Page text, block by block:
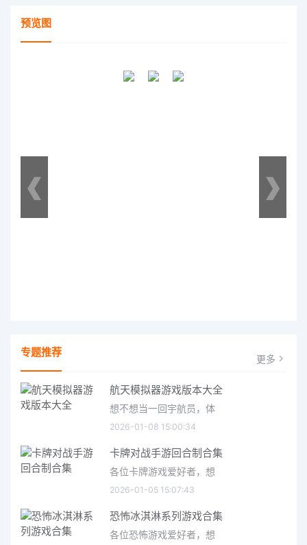
预览图
专题推荐 更多
航天模拟器游戏版本大全
想不想当一回宇航员，体
2026-01-08 15:00:34
卡牌对战手游回合制合集
各位卡牌游戏爱好者，想
2026-01-05 15:07:43
恐怖冰淇淋系列游戏合集
各位恐怖游戏爱好者，想